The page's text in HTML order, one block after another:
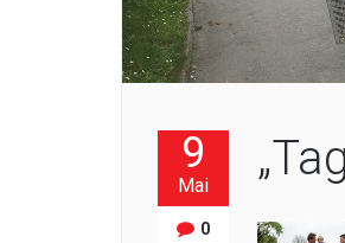
9
Mai
0